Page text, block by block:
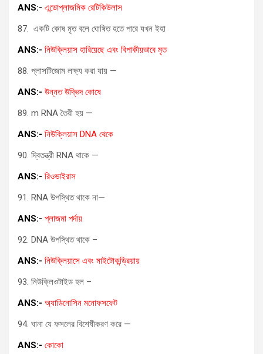
ANS:- এন্ডোপ্লাজমিক রেটিকিউলাস
87. একটি কোষ মৃত বলে ঘোষিত হতে পারে যখন ইহা
ANS:- নিউক্লিয়াস হারিয়েছে এবং বিপাকীয়ভাবে মৃত
88. প্লাসটিজোম লক্ষ্য করা যায় —
ANS:- উন্নত উদ্ভিদ কোষে
89. m RNA তৈরী হয় —
ANS:- নিউক্লিয়াস DNA থেকে
90. দ্বিতন্ত্রী RNA থাকে —
ANS:- রিওভাইরাস
91. RNA উপস্থিত থাকে না—
ANS:- প্লাজমা পর্দায়
92. DNA উপস্থিত থাকে –
ANS:- নিউক্লিয়াসে এবং মাইটোকন্ড্রিয়ায়
93. নিউক্লিওটাইড হল –
ANS:- অ্যাডিনোসিন মনোফসফেট
94. ঘানা যে ফসলের বিশেষীকরণ করে —
ANS:- কোকো